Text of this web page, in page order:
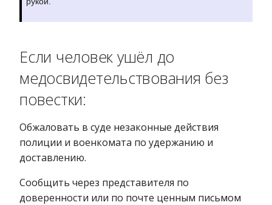
Если человек ушёл до
медосвидетельствования без
повестки:
Обжаловать в суде незаконные действия
полиции и военкомата по удержанию и
доставлению.
Сообщить через представителя по
доверенности или по почте ценным письмом